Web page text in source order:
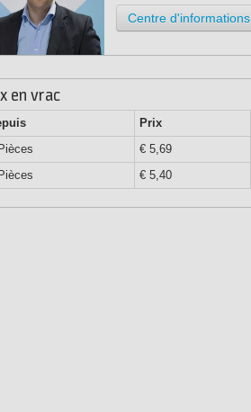
1,2 kg
5,6 kg
22,5 kg
280 kg
Centre d'informations
en vrac
Prix
€ 5,69
€ 5,40